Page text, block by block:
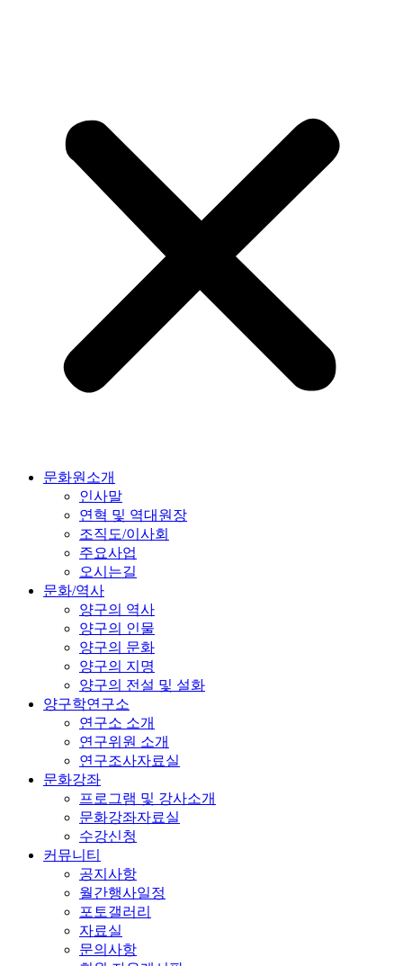
문화원소개
인사말
연혁 및 역대원장
조직도/이사회
주요사업
오시는길
문화/역사
양구의 역사
양구의 인물
양구의 문화
양구의 지명
양구의 전설 및 설화
양구학연구소
연구소 소개
연구위원 소개
연구조사자료실
문화강좌
프로그램 및 강사소개
문화강좌자료실
수강신청
커뮤니티
공지사항
월간행사일정
포토갤러리
자료실
문의사항